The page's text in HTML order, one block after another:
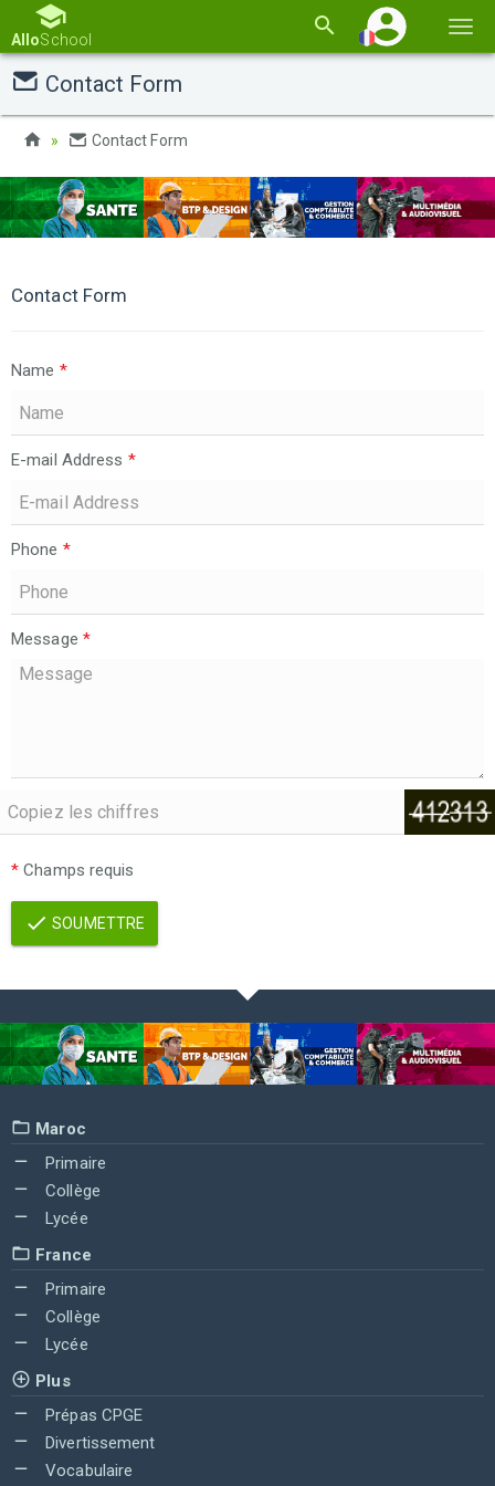
la
AlloSchool
Contact Form
Contact Form
Contact Form
Name *
E-mail Address *
Phone *
Message *
* Champs requis
SOUMETTRE
Maroc
Primaire
Collège
Lycée
France
Primaire
Collège
Lycée
Plus
Prépas CPGE
Divertissement
Vocabulaire